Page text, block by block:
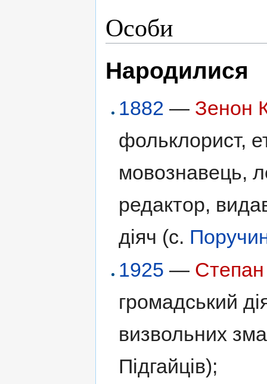
Особи
Народилися
1882 — Зенон
фольклорист,
мовознавець,
редактор,
діяч (с.
1925 —
громадський
визвольних
Підгайців);